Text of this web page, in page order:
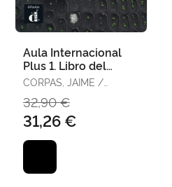
Aula Internacional
Plus 1. Libro del
Alumno
CORPAS, JAIME /
GARMENDIA, AGUSTÍN
32,90 €
31,26 €